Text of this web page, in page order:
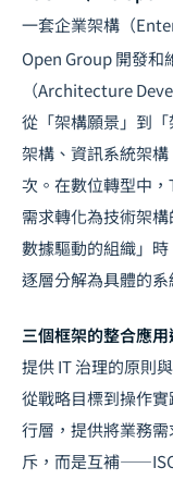
一套企業架構（
Open Group 開發和
（Architecture
從「架構願景」到
架構、資訊系統架
次。在數位轉型中
需求轉化為技術架
數據驅動的組織」
逐層分解為具體的
三個框架的整合應
提供 IT 治理的原則
從戰略目標到操作
行層，提供將業務
斥，而是互補